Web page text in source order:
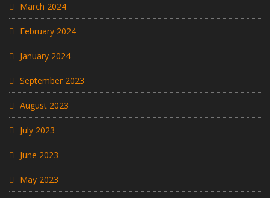
March 2024
February 2024
January 2024
September 2023
August 2023
July 2023
June 2023
May 2023